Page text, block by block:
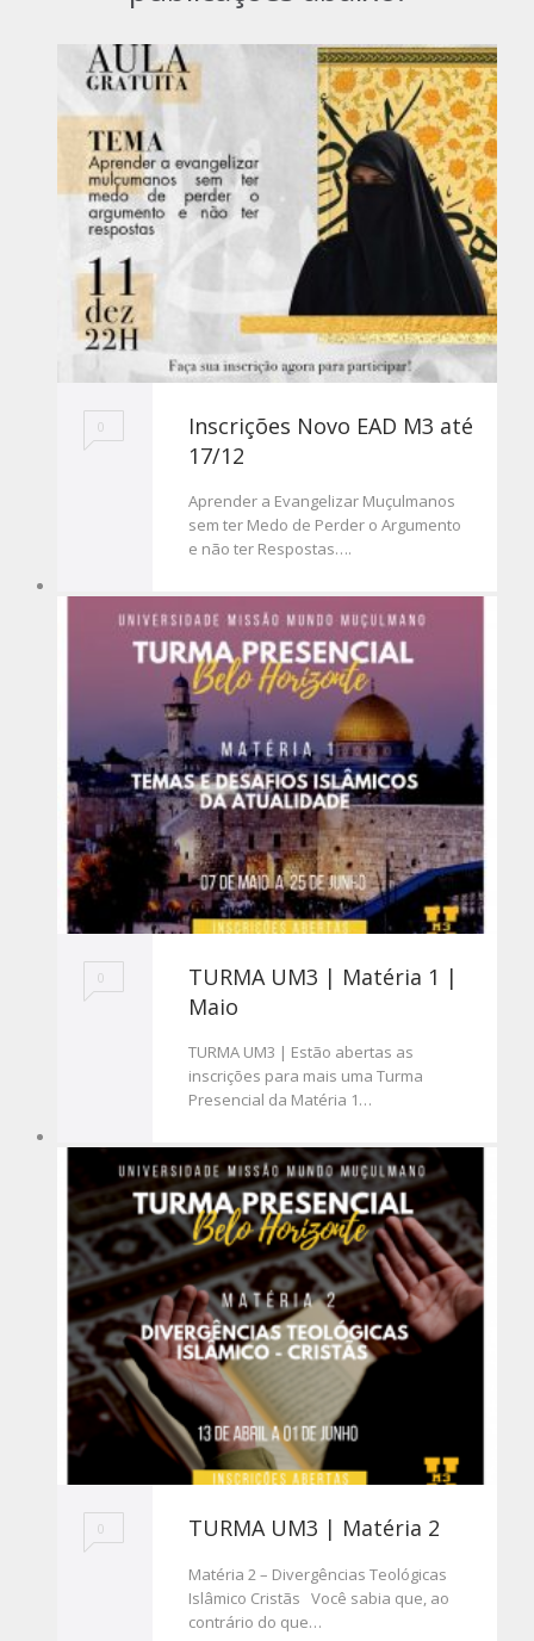
0
Inscrições Novo EAD M3 até
17/12
Aprender a Evangelizar Muçulmanos
sem ter Medo de Perder o Argumento
e não ter Respostas….
0
TURMA UM3 | Matéria 1 |
Maio
TURMA UM3 | Estão abertas as
inscrições para mais uma Turma
Presencial da Matéria 1…
0 TURMA UM3 | Matéria 2
Matéria 2 – Divergências Teológicas
Islâmico Cristãs Você sabia que, ao
contrário do que…